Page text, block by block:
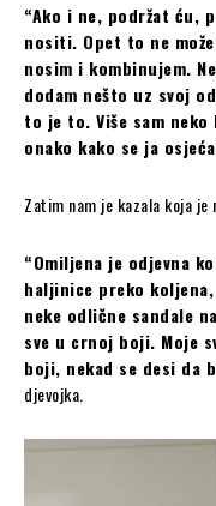
“Ako i ne, podržat ću,
nositi. Opet to ne
nosim i kombinujem.
dodam nešto uz svoj
to je to. Više sam
onako kako se ja
Zatim nam je kazala koja je
“Omiljena je odjevna
haljinice preko
neke odlične sandale
sve u crnoj boji. Moje
boji, nekad se desi da
djevojka.